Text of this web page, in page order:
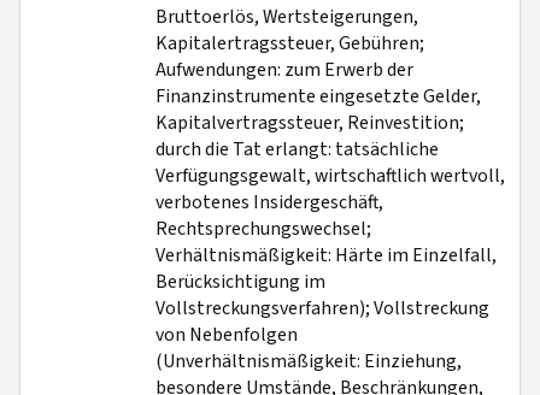
Bruttoerlös, Wertsteigerungen,
Kapitalertragssteuer, Gebühren;
Aufwendungen: zum Erwerb der
Finanzinstrumente eingesetzte Gelder,
Kapitalvertragssteuer, Reinvestition;
durch die Tat erlangt: tatsächliche
Verfügungsgewalt, wirtschaftlich wertvoll,
verbotenes Insidergeschäft,
Rechtsprechungswechsel;
Verhältnismäßigkeit: Härte im Einzelfall,
Berücksichtigung im
Vollstreckungsverfahren); Vollstreckung
von Nebenfolgen
(Unverhältnismäßigkeit: Einziehung,
besondere Umstände, Beschränkungen,